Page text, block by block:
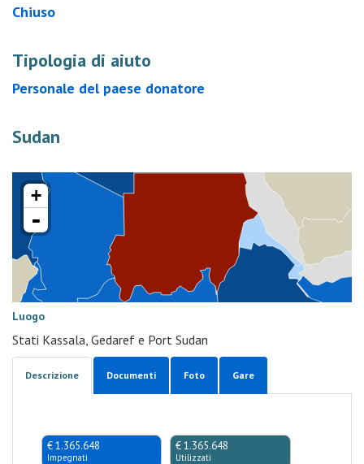
Chiuso
Tipologia di aiuto
Personale del paese donatore
Sudan
+
-
Luogo
Stati Kassala, Gedaref e Port Sudan
Descrizione Documenti Foto Gare
€ 1.365.648
Impegnati
€ 1.365.648
Utilizzati